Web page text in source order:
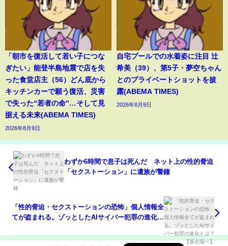
「朝市を復活して若い子につな
ぎたい」能登半島地震で店を失
った食堂店主（56）どん底から
キッチンカーで願う復活、災害
で失った“若者の命”…そして見
据える未来(ABEMA TIMES)
2026年8月9日
自宅プールでの水着姿に注目 辻
希美（39）、第5子・夢空ちゃん
とのプライベートショットを披
露(ABEMA TIMES)
2026年8月9日
わずか6時間で息子は死んだ ネット上の性的脅迫
「セクストーション」に遺族が警鐘
「性的脅迫・セクストーションの恐怖」個人情報全
てが盗まれる。ゾッとしたAIサイバー犯罪の進化と